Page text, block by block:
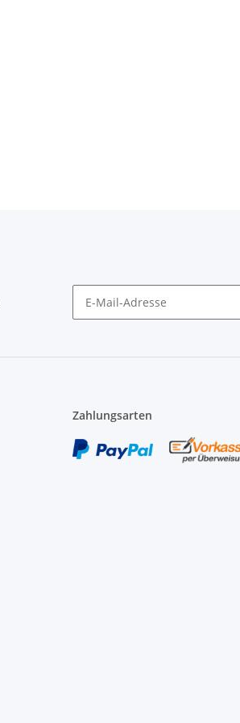
Zahlungsarten